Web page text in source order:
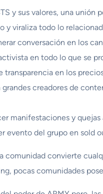
y sus valores, una unión
y viraliza todo lo
conversación en los
en todo lo que se
transparencia en los
grandes creadores de
manifestaciones y
evento del grupo en sold
comunidad convierte
pocas comunidades